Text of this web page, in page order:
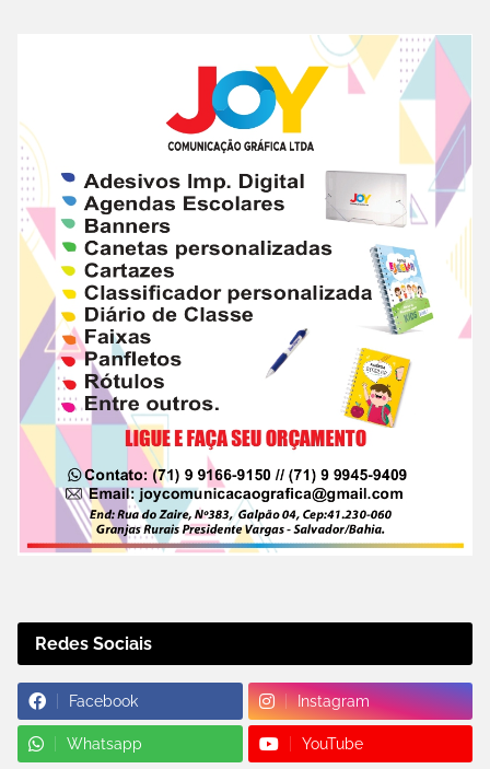
Redes Sociais
Facebook Instagram
Whatsapp YouTube